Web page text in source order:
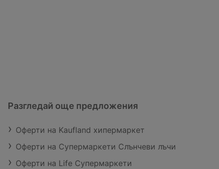
Разгледай още предложения
Оферти на Kaufland хипермаркет
Оферти на Супермаркети Слънчеви лъчи
Оферти на Life Супермаркети